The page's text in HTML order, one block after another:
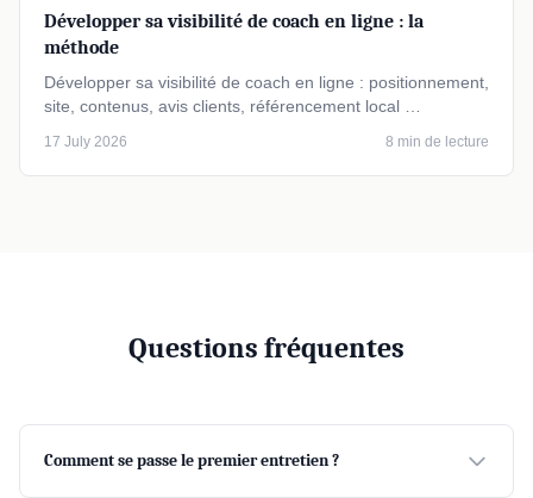
Développer sa visibilité de coach en ligne : la
méthode
Développer sa visibilité de coach en ligne : positionnement,
site, contenus, avis clients, référencement local …
17 July 2026 8 min de lecture
Questions fréquentes
Comment se passe le premier entretien ?